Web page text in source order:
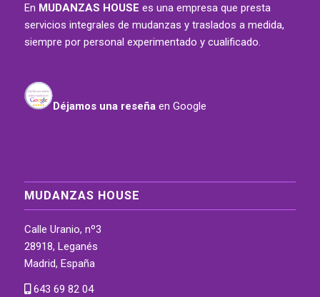
En MUDANZAS HOUSE es una empresa que presta
servicios integrales de mudanzas y traslados a medida,
siempre por personal experimentado y cualificado.
Déjamos una reseña en Google
MUDANZAS HOUSE
Calle Uranio, nº3
28918, Leganés
Madrid, España
643 69 82 04